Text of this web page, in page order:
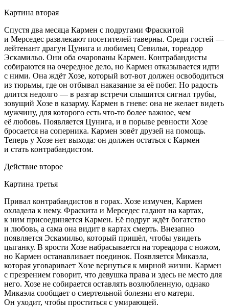
Картина вторая
Спустя два месяца Кармен с подругами Фраскитой
и Мерседес развлекают посетителей таверны. Среди гостей —
лейтенант драгун Цунига и любимец Севильи, тореадор
Эскамильо. Они оба очарованы Кармен. Контрабандисты
собираются на очередное дело, но Кармен отказывается идти
с ними. Она ждёт Хозе, который вот-вот должен освободиться
из тюрьмы, где он отбывал наказание за её побег. Но радость
длится недолго — в разгар встречи слышится сигнал трубы,
зовущий Хозе в казарму. Кармен в гневе: она не желает видеть
мужчину, для которого есть что-то более важное, чем
её любовь. Появляется Цунига, и в порыве ревности Хозе
бросается на соперника. Кармен зовёт друзей на помощь.
Теперь у Хозе нет выхода: он должен остаться с Кармен
и стать контрабандистом.
Действие второе
Картина третья
Привал контрабандистов в горах. Хозе измучен, Кармен
охладела к нему. Фраскита и Мерседес гадают на картах,
к ним присоединяется Кармен. Её подруг ждёт богатство
и любовь, а сама она видит в картах смерть. Внезапно
появляется Эскамильо, который пришёл, чтобы увидеть
цыганку. В ярости Хозе набрасывается на тореадора с ножом,
но Кармен останавливает поединок. Появляется Микаэла,
которая уговаривает Хозе вернуться к мирной жизни. Кармен
с презрением говорит, что девушка права и здесь не место для
него. Хозе не собирается оставлять возлюбленную, однако
Микаэла сообщает о смертельной болезни его матери.
Он уходит, чтобы проститься с умирающей.